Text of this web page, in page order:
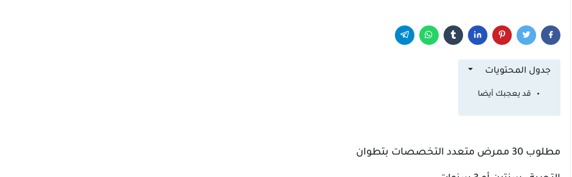
جدول المحتويات
قد يعجبك أيضا
مطلوب 30 ممرض متعدد التخصصات بتطوان